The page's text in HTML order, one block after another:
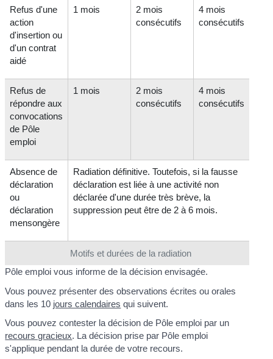
Motifs et durées de la radiation
Refus d'une
action
d'insertion ou
d'un contrat
aidé
1 mois
2 mois
consécutifs
4 mois
consécutifs
Refus de
répondre aux
convocations
de Pôle
emploi
1 mois
2 mois
consécutifs
4 mois
consécutifs
Absence de
déclaration
ou
déclaration
mensongère
Radiation définitive. Toutefois, si la fausse
déclaration est liée à une activité non
déclarée d'une durée très brève, la
suppression peut être de 2 à 6 mois.
Pôle emploi vous informe de la décision envisagée.
Vous pouvez présenter des observations écrites ou orales
dans les 10 jours calendaires qui suivent.
Vous pouvez contester la décision de Pôle emploi par un
recours gracieux. La décision prise par Pôle emploi
s'applique pendant la durée de votre recours.